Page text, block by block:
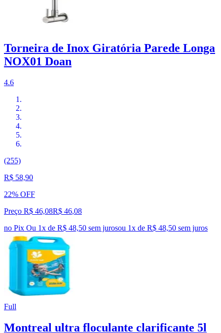
Torneira de Inox Giratória Parede Longa
NOX01 Doan
4.6
(255)
R$ 58,90
22% OFF
Preço R$ 46,08R$ 46,08
no Pix Ou 1x de R$ 48,50 sem jurosou 1x de R$ 48,50 sem juros
Full
Montreal ultra floculante clarificante 5l